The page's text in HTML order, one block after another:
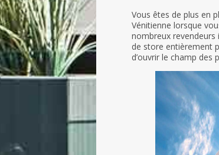
Vous êtes de plus en
Vénitienne lorsque
nombreux
de store entièrement
d’ouvrir le champ des